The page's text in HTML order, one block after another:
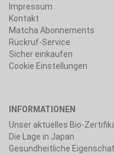
Impressum
Kontakt
Matcha Abonnements
Rückruf-Service
Sicher einkaufen
Cookie Einstellungen
INFORMATIONEN
Unser aktuelles Bio-
Die Lage in Japan
Gesundheitliche